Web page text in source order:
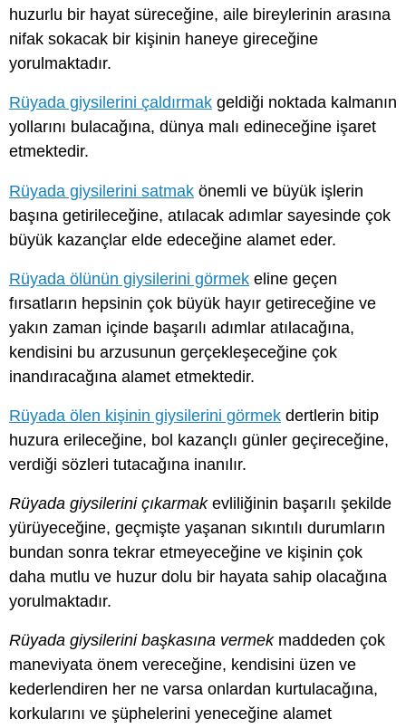
huzurlu bir hayat süreceğine, aile bireylerinin arasına
nifak sokacak bir kişinin haneye gireceğine
yorulmaktadır.
Rüyada giysilerini çaldırmak geldiği noktada kalmanın
yollarını bulacağına, dünya malı edineceğine işaret
etmektedir.
Rüyada giysilerini satmak önemli ve büyük işlerin
başına getirileceğine, atılacak adımlar sayesinde çok
büyük kazançlar elde edeceğine alamet eder.
Rüyada ölünün giysilerini görmek eline geçen
fırsatların hepsinin çok büyük hayır getireceğine ve
yakın zaman içinde başarılı adımlar atılacağına,
kendisini bu arzusunun gerçekleşeceğine çok
inandıracağına alamet etmektedir.
Rüyada ölen kişinin giysilerini görmek dertlerin bitip
huzura erileceğine, bol kazançlı günler geçireceğine,
verdiği sözleri tutacağına inanılır.
Rüyada giysilerini çıkarmakevliliğinin başarılı şekilde
yürüyeceğine, geçmişte yaşanan sıkıntılı durumların
bundan sonra tekrar etmeyeceğine ve kişinin çok
daha mutlu ve huzur dolu bir hayata sahip olacağına
yorulmaktadır.
Rüyada giysilerini başkasına vermekmaddeden çok
maneviyata önem vereceğine, kendisini üzen ve
kederlendiren her ne varsa onlardan kurtulacağına,
korkularını ve şüphelerini yeneceğine alamet